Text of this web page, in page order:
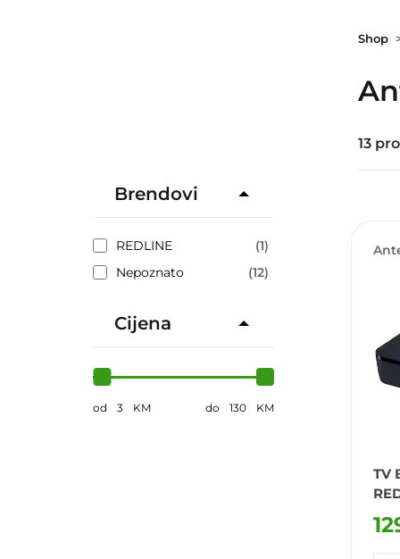
Shop
13
Brendovi
REDLINE
(1)
Nepoznato
(12)
Cijena
od 3 KM do 130 KM
TV
4K